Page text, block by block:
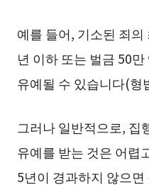
예를 들어, 기소된 죄
년 이하 또는 벌금 50
유예될 수 있습니다(형
그러나 일반적으로, 집
유예를 받는 것은 어렵
5년이 경과하지 않으